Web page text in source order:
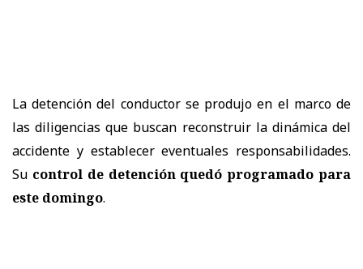
La detención del conductor se produjo en el marco de
las diligencias que buscan reconstruir la dinámica del
accidente y establecer eventuales responsabilidades.
Su control de detención quedó programado para
este domingo.